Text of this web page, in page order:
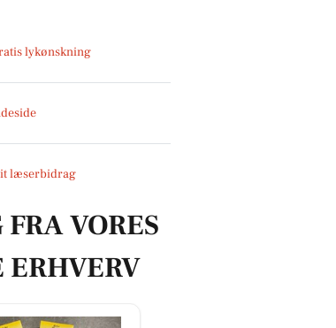
lykønskning
læserbidrag
VORES